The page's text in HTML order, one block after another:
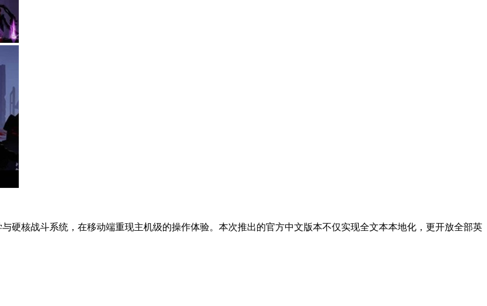
硬核战斗系统，在移动端重现主机级的操作体验。本次推出的官方中文版本不仅实现全文本本地化，更开放全部英